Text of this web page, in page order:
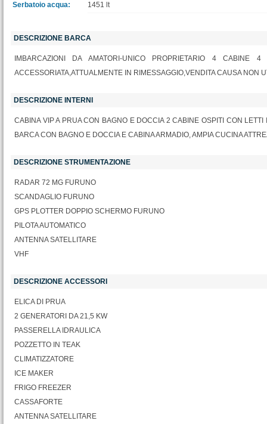
Serbatoio acqua:
1451 lt
DESCRIZIONE BARCA
IMBARCAZIONI DA AMATORI-UNICO PROPRIETARIO 4
ACCESSORIATA,ATTUALMENTE IN RIMESSAGGIO,VENDITA CAUSA NON
DESCRIZIONE INTERNI
CABINA VIP A PRUA CON BAGNO E DOCCIA 2 CABINE OSPITI CON
BARCA CON BAGNO E DOCCIA E CABINA ARMADIO, AMPIA CUCINA
DESCRIZIONE STRUMENTAZIONE
RADAR 72 MG FURUNO
SCANDAGLIO FURUNO
GPS PLOTTER DOPPIO SCHERMO FURUNO
PILOTA AUTOMATICO
ANTENNA SATELLITARE
VHF
DESCRIZIONE ACCESSORI
ELICA DI PRUA
2 GENERATORI DA 21,5 KW
PASSERELLA IDRAULICA
POZZETTO IN TEAK
CLIMATIZZATORE
ICE MAKER
FRIGO FREEZER
CASSAFORTE
ANTENNA SATELLITARE